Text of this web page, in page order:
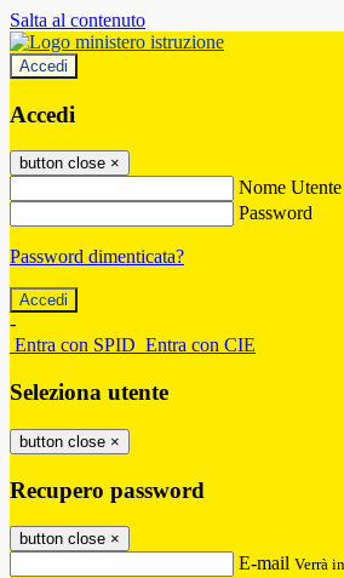
Salta al contenuto
Accedi
Accedi
button close ×
Nome Utente
Password
Password dimenticata?
-
Entra con SPID Entra con CIE
Seleziona utente
button close ×
Recupero password
button close ×
E-mail Verrà